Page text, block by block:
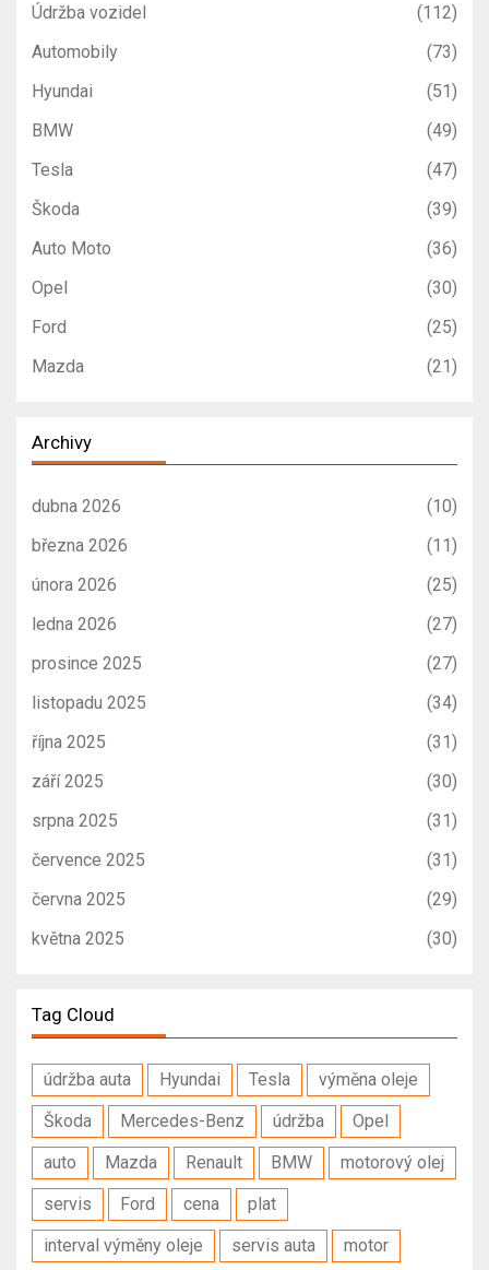
Údržba vozidel
(112)
Automobily
(73)
Hyundai
(51)
BMW
(49)
Tesla
(47)
Škoda
(39)
Auto Moto
(36)
Opel
(30)
Ford
(25)
Mazda
(21)
Archivy
dubna 2026
(10)
března 2026
(11)
února 2026
(25)
ledna 2026
(27)
prosince 2025
(27)
listopadu 2025
(34)
října 2025
(31)
září 2025
(30)
srpna 2025
(31)
července 2025
(31)
června 2025
(29)
května 2025
(30)
Tag Cloud
údržba auta Hyundai Tesla
výměna oleje
Škoda
Mercedes-Benz údržba
Opel
auto
Mazda Renault BMW
motorový olej
servis
Ford cena
plat
interval výměny oleje
servis auta motor